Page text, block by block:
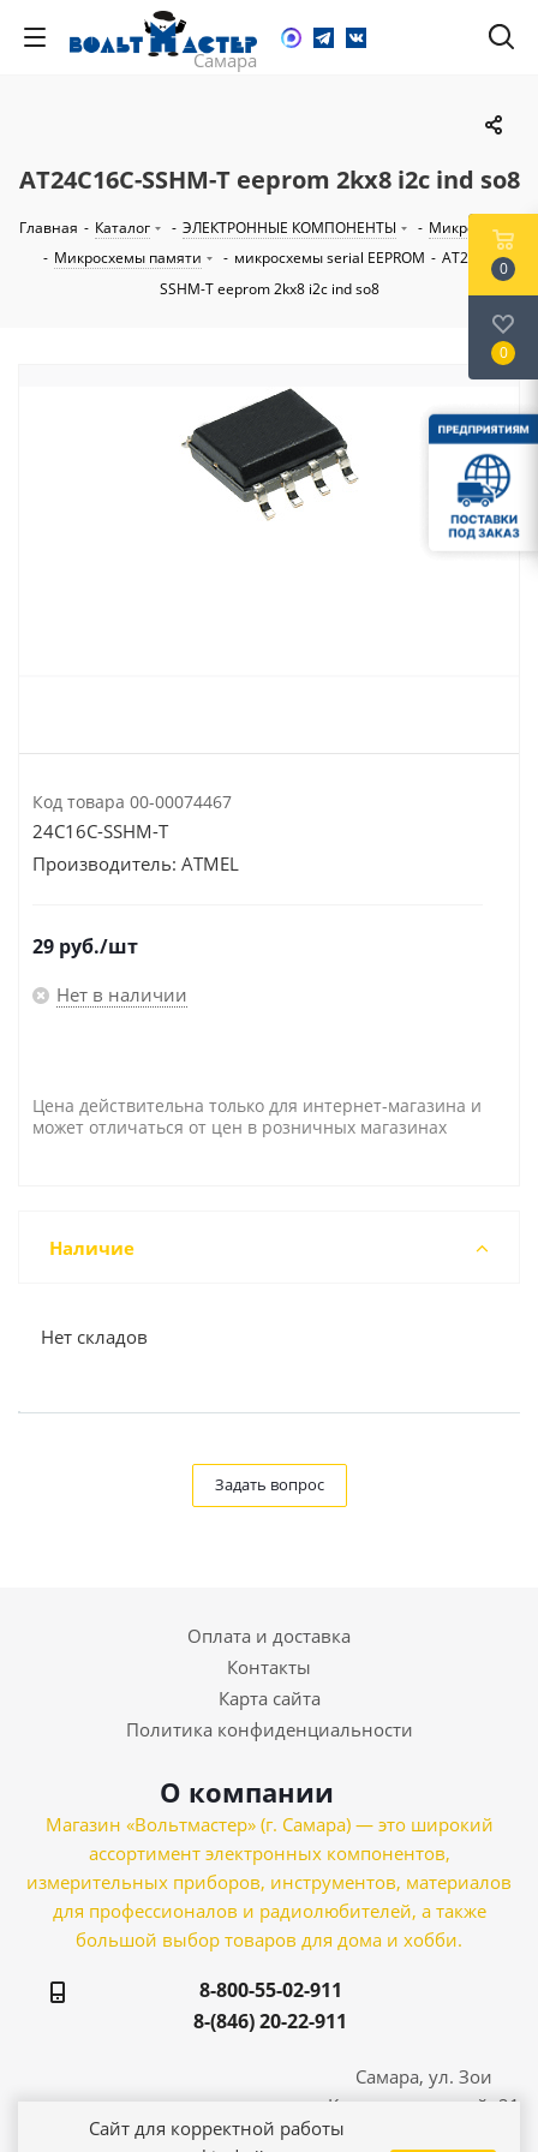
AT24C16C-SSHM-T eeprom 2kx8 i2c ind so8
Главная - Каталог - ЭЛЕКТРОННЫЕ КОМПОНЕНТЫ - Микросхемы
- Микросхемы памяти - микросхемы serial EEPROM - AT24C16C-
SSHM-T eeprom 2kx8 i2c ind so8
Код товара 00-00074467
24C16C-SSHM-T
Производитель: ATMEL
29 руб./шт
Нет в наличии
Цена действительна только для интернет-магазина и
может отличаться от цен в розничных магазинах
Наличие
Нет складов
Задать вопрос
Оплата и доставка
Контакты
Карта сайта
Политика конфиденциальности
О компании
Магазин «Вольтмастер» (г. Самара) — это широкий
ассортимент электронных компонентов,
измерительных приборов, инструментов, материалов
для профессионалов и радиолюбителей, а также
большой выбор товаров для дома и хобби.
8-800-55-02-911
8-(846) 20-22-911
Самара, ул. Зои
Космодемьянской, 21
0
0
Сайт для корректной работы